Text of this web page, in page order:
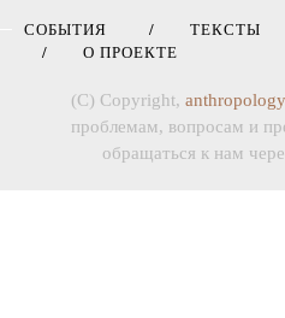
СОБЫТИЯ ТЕКСТЫ
О ПРОЕКТЕ
(C) Copyright,
проблемам, вопросам и
обращаться к нам